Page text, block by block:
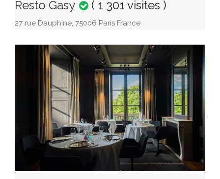
Resto Gasy ( 1 301 visites )
27 rue Dauphine, 75006 Paris France